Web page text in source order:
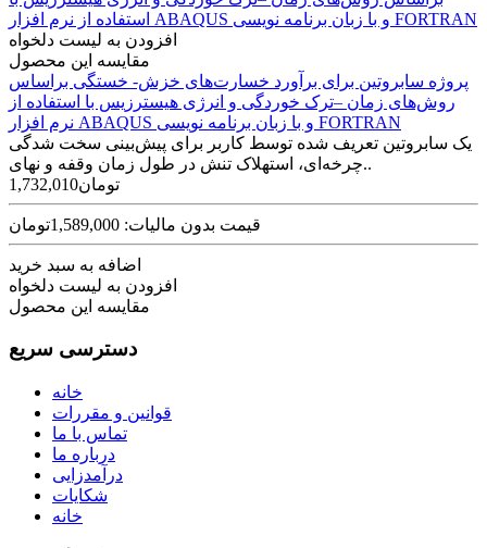
افزودن به لیست دلخواه
مقایسه این محصول
پروژه سابروتین برای برآورد خسارت‌های خزش- خستگی براساس
روش‌های زمان –ترک خوردگی و انرژی هیسترزیس با استفاده از
نرم افزار ABAQUS و با زبان برنامه نویسی FORTRAN
یک سابروتین تعریف شده توسط کاربر برای پیش‌بینی سخت شدگی
چرخه‌ای، استهلاک تنش در طول زمان وقفه و نهای..
1,732,010تومان
قیمت بدون مالیات: 1,589,000تومان
اضافه به سبد خرید
افزودن به لیست دلخواه
مقایسه این محصول
دسترسی سریع
خانه
قوانین و مقررات
تماس با ما
درباره ما
درآمدزایی
شکایات
خانه